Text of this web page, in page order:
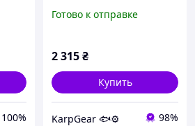
100%
удилищ К077 150 см
Готово к отправке
2 315₴
Купить
KarpGear 🐟⚙️ 98%